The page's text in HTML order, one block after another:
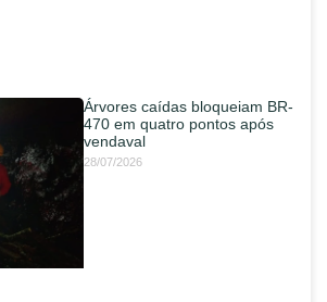
Árvores caídas bloqueiam BR-
470 em quatro pontos após
vendaval
28/07/2026